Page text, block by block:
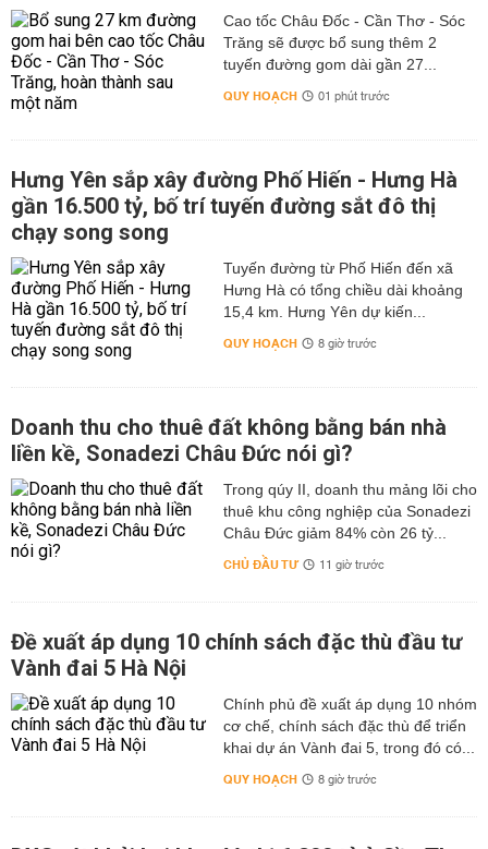
Cao tốc Châu Đốc - Cần Thơ - Sóc
Trăng sẽ được bổ sung thêm 2
tuyến đường gom dài gần 27...
QUY HOẠCH 01 phút trước
Hưng Yên sắp xây đường Phố Hiến - Hưng Hà
gần 16.500 tỷ, bố trí tuyến đường sắt đô thị
chạy song song
Tuyến đường từ Phố Hiến đến xã
Hưng Hà có tổng chiều dài khoảng
15,4 km. Hưng Yên dự kiến...
QUY HOẠCH 8 giờ trước
Doanh thu cho thuê đất không bằng bán nhà
liền kề, Sonadezi Châu Đức nói gì?
Trong qúy II, doanh thu mảng lõi cho
thuê khu công nghiệp của Sonadezi
Châu Đức giảm 84% còn 26 tỷ...
CHỦ ĐẦU TƯ 11 giờ trước
Đề xuất áp dụng 10 chính sách đặc thù đầu tư
Vành đai 5 Hà Nội
Chính phủ đề xuất áp dụng 10 nhóm
cơ chế, chính sách đặc thù để triển
khai dự án Vành đai 5, trong đó có...
QUY HOẠCH 8 giờ trước